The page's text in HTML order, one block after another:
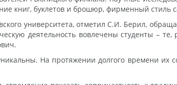
книг, буклетов и брошюр, фирменный стиль
университета, отметил С.И. Берил,
деятельность вовлечены студенты –
На протяжении долгого времени их